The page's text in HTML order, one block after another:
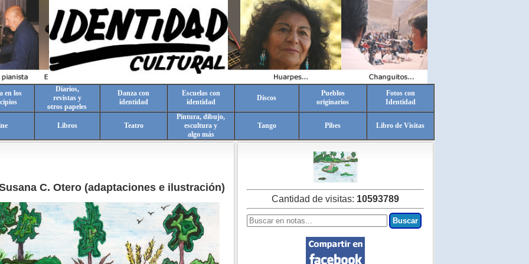
en los
Diarios,
revistas y
otros papeles
Danza con
identidad
Escuelas con
identidad
Discos
Pueblos
originarios
Fotos con
Identidad
Libros Teatro
Pintura, dibujo,
escultura y
algo más
Tango Pibes Libro de Visitas
C. Otero (adaptaciones e ilustración)
Cantidad de visitas: 10593789